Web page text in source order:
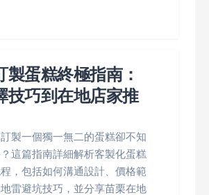
製蛋糕終極指南：
技巧到在地店家推
製一個獨一無二的蛋糕卻不知
這篇指南詳細解析客製化蛋糕
，包括如何溝通設計、價格範
雷避坑技巧，並分享苗栗在地